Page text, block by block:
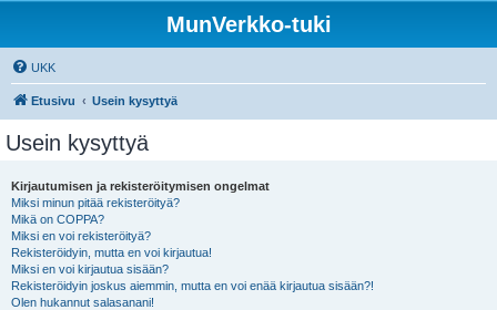
MunVerkko-tuki
UKK
Etusivu Usein kysyttyä
Usein kysyttyä
Kirjautumisen ja rekisteröitymisen ongelmat
Miksi minun pitää rekisteröityä?
Mikä on COPPA?
Miksi en voi rekisteröityä?
Rekisteröidyin, mutta en voi kirjautua!
Miksi en voi kirjautua sisään?
Rekisteröidyin joskus aiemmin, mutta en voi enää kirjautua sisään?!
Olen hukannut salasanani!